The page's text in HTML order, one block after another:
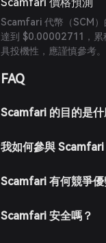
Scamfari 代幣（SCM
達到 $0.00002711，累
具投機性，應謹慎參考。
FAQ
Scamfari 的目的是什
我如何參與 Scamfari
Scamfari 有何競爭優
Scamfari 安全嗎？